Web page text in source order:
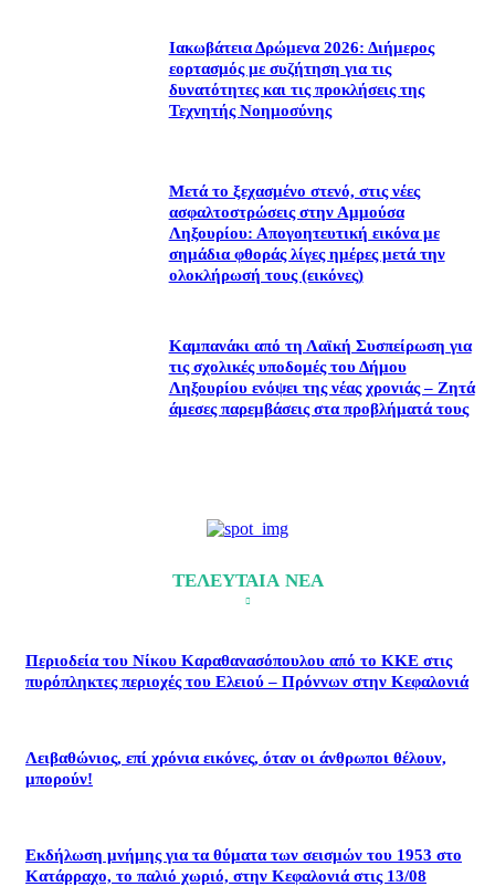
Ιακωβάτεια Δρώμενα 2026: Διήμερος
εορτασμός με συζήτηση για τις
δυνατότητες και τις προκλήσεις της
Τεχνητής Νοημοσύνης
Μετά το ξεχασμένο στενό, στις νέες
ασφαλτοστρώσεις στην Αμμούσα
Ληξουρίου: Απογοητευτική εικόνα με
σημάδια φθοράς λίγες ημέρες μετά την
ολοκλήρωσή τους (εικόνες)
Καμπανάκι από τη Λαϊκή Συσπείρωση για
τις σχολικές υποδομές του Δήμου
Ληξουρίου ενόψει της νέας χρονιάς – Ζητά
άμεσες παρεμβάσεις στα προβλήματά τους
ΤΕΛΕΥΤΑΙΑ ΝΕΑ
Περιοδεία του Νίκου Καραθανασόπουλου από το ΚΚΕ στις
πυρόπληκτες περιοχές του Ελειού – Πρόννων στην Κεφαλονιά
Λειβαθώνιος, επί χρόνια εικόνες, όταν οι άνθρωποι θέλουν,
μπορούν!
Εκδήλωση μνήμης για τα θύματα των σεισμών του 1953 στο
Κατάρραχο, το παλιό χωριό, στην Κεφαλονιά στις 13/08